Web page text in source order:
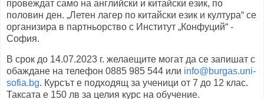
провеждат само на английски и китайски език, по
половин ден. „Летен лагер по китайски език и култура“ се
организира в партньорство с Институт „Конфуций“ -
София.
В срок до 14.07.2023 г. желаещите могат да се запишат с
обаждане на телефон 0885 985 544 или info@burgas.uni-
sofia.bg. Курсът е подходящ за ученици от 7 до 12 клас.
Таксата е 150 лв за целия курс на обучение.